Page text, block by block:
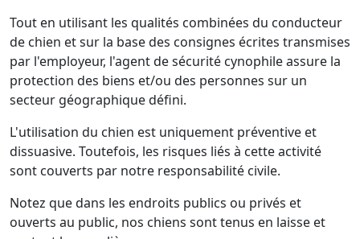
Tout en utilisant les qualités combinées du conducteur
de chien et sur la base des consignes écrites transmises
par l'employeur, l'agent de sécurité cynophile assure la
protection des biens et/ou des personnes sur un
secteur géographique défini.
L'utilisation du chien est uniquement préventive et
dissuasive. Toutefois, les risques liés à cette activité
sont couverts par notre responsabilité civile.
Notez que dans les endroits publics ou privés et
ouverts au public, nos chiens sont tenus en laisse et